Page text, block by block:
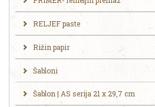
RELJEF paste
Rižin papir
Šabloni
Šablon | AS serija 21 x 29,7 cm